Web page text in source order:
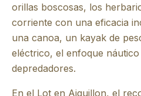
orillas boscosas, los
corriente con una eficacia
una canoa, un kayak de
eléctrico, el enfoque
depredadores.
En el Lot en Aiguillon, el